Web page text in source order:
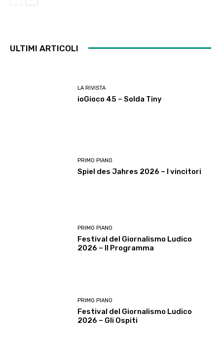
ULTIMI ARTICOLI
LA RIVISTA
ioGioco 45 – Solda Tiny
PRIMO PIANO
Spiel des Jahres 2026 – I vincitori
PRIMO PIANO
Festival del Giornalismo Ludico
2026 – Il Programma
PRIMO PIANO
Festival del Giornalismo Ludico
2026 – Gli Ospiti